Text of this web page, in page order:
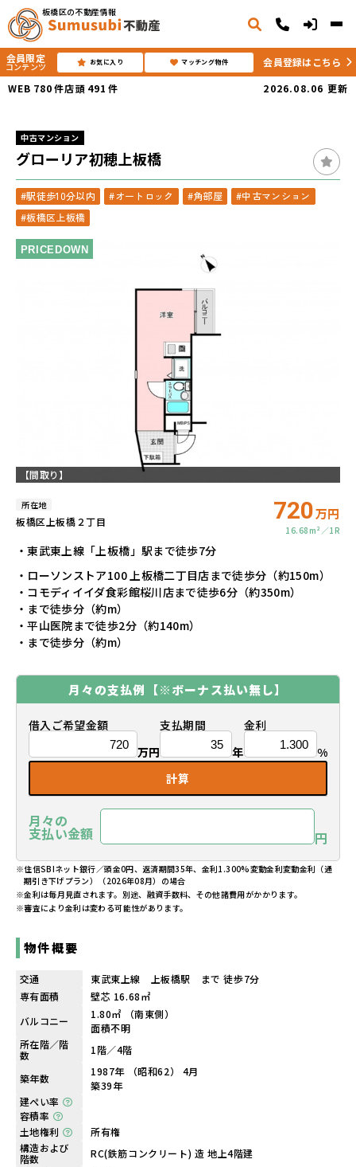
板橋区の不動産情報
会員限定
コンテンツ お気に入り マッチング物件
会員登録はこちら
WEB 780件店頭 491 件 2026.08.06 更新
中古マンション
グローリア初穂上板橋
#駅徒歩10分以内 #オートロック #角部屋
#中古マンション
#板橋区上板橋
PRICEDOWN
【間取り】
所在地
板橋区上板橋２丁目 720万円
16.68m² 1R
・東武東上線「上板橋」駅まで徒歩7分
・ローソンストア100 上板橋二丁目店まで徒歩分（約150m）
・コモディイイダ食彩館桜川店まで徒歩6分（約350m）
・まで徒歩分（約m）
・平山医院まで徒歩2分（約140m）
・まで徒歩分（約m）
月々の支払例 【※ボーナス払い無し】
借入ご希望金額
万円
支払期間
年
金利
%
計算
月々の
支払い金額 円
※住信SBIネット銀行／頭金0円、返済期間35年、金利1.300%変動金利変動金利（通
期引き下げプラン）（2026年08月）の場合
※金利は毎月見直されます。別途、融資手数料、その他諸費用がかかります。
※審査により金利は変わる可能性があります。
物件概要
交通
東武東上線 上板橋駅 まで 徒歩7分
専有面積
壁芯 16.68㎡
バルコニー
1.80㎡ （南東側）
面積不明
所在階／階
数
1階／4階
築年数
1987年 （昭和62） 4月
築39年
建ぺい率
容積率
土地権利
所有権
構造および
階数
RC(鉄筋コンクリート) 造 地上4階建